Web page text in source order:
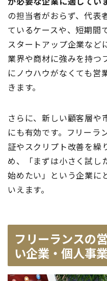
の担当者がおらず、代表
ているケースや、短期間
スタートアップ企業など
業界や商材に強みを持つ
にノウハウがなくても営
きます。
さらに、新しい顧客層や
にも有効です。フリーラ
証やスクリプト改善を繰
め、「まずは小さく試し
始めたい」という企業に
いえます。
フリーランスの
い企業・個人事